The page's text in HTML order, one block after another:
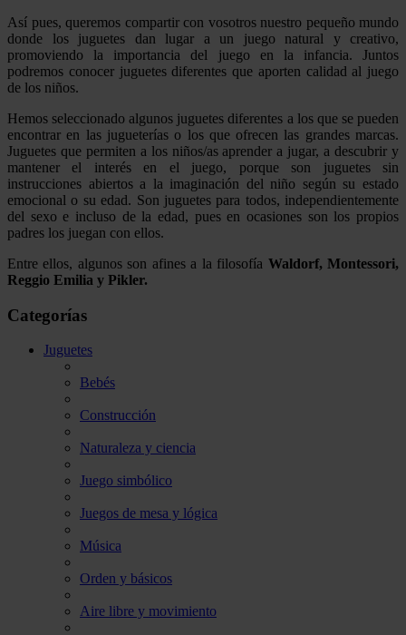
Así pues, queremos compartir con vosotros nuestro pequeño mundo
donde los juguetes dan lugar a un juego natural y creativo,
promoviendo la importancia del juego en la infancia. Juntos
podremos conocer juguetes diferentes que aporten calidad al juego
de los niños.
Hemos seleccionado algunos juguetes diferentes a los que se pueden
encontrar en las jugueterías o los que ofrecen las grandes marcas.
Juguetes que permiten a los niños/as aprender a jugar, a descubrir y
mantener el interés en el juego, porque son juguetes sin
instrucciones abiertos a la imaginación del niño según su estado
emocional o su edad. Son juguetes para todos, independientemente
del sexo e incluso de la edad, pues en ocasiones son los propios
padres los juegan con ellos.
Entre ellos, algunos son afines a la filosofía Waldorf, Montessori,
Reggio Emilia y Pikler.
Categorías
Juguetes
Bebés
Construcción
Naturaleza y ciencia
Juego simbólico
Juegos de mesa y lógica
Música
Orden y básicos
Aire libre y movimiento